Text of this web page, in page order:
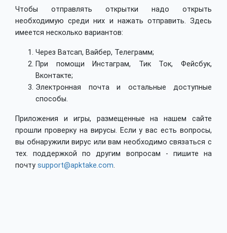
Чтобы отправлять открытки надо открыть
необходимую среди них и нажать отправить. Здесь
имеется несколько вариантов:
Через Ватсап, Вайбер, Телеграмм;
При помощи Инстаграм, Тик Ток, Фейсбук,
Вконтакте;
Электронная почта и остальные доступные
способы.
Приложения и игры, размещенные на нашем сайте
прошли проверку на вирусы. Если у вас есть вопросы,
вы обнаружили вирус или вам необходимо связаться с
тех. поддержкой по другим вопросам - пишите на
почту support@apktake.com.